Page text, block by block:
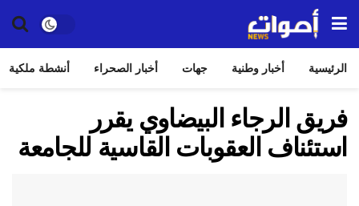
الرئيسية أخبار وطنية جهات أخبار الصحراء أنشطة ملكية
فريق الرجاء البيضاوي يقرر
استئناف العقوبات القاسية للجامعة